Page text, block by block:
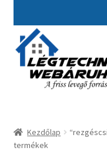
navigációhoz
tartalomba
Kezdőlap
A fiókom
Ajánlatkérés
Kezdőlap
termékek